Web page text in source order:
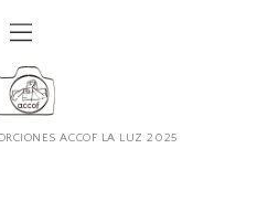
ACCOF LA LUZ 2025